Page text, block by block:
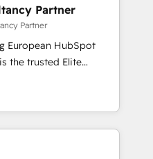
HubSpot
your teams to be
services using
& Platform
Partner
Partner
European HubSpot
you a roadmap on
Commercial
processes, we
and minimize